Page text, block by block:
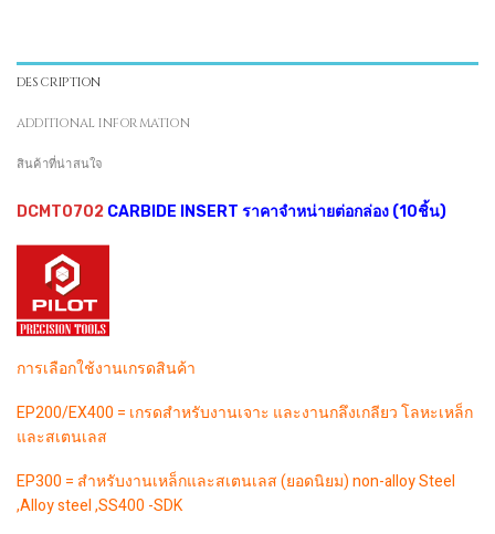
DESCRIPTION
ADDITIONAL INFORMATION
สินค้าที่น่าสนใจ
DCMT0702 CARBIDE INSERT ราคาจำหน่ายต่อกล่อง (10ชิ้น)
การเลือกใช้งานเกรดสินค้า
EP200/EX400 = เกรดสำหรับงานเจาะ และงานกลึงเกลียว โลหะเหล็ก
และสเตนเลส
EP300 = สำหรับงานเหล็กและสเตนเลส (ยอดนิยม) non-alloy Steel
,Alloy steel ,SS400 -SDK